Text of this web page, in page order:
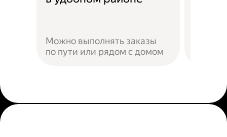
Можно выполнять заказы
по пути или рядом с домом